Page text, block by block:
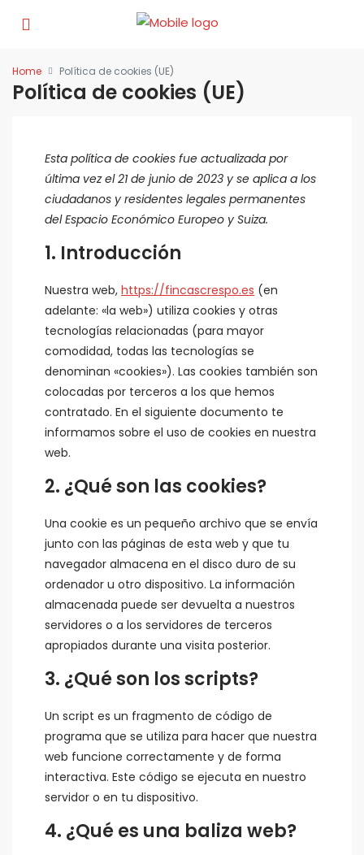
Home Política de cookies (UE)
Política de cookies (UE)
Esta política de cookies fue actualizada por
última vez el 21 de junio de 2023 y se aplica a los
ciudadanos y residentes legales permanentes
del Espacio Económico Europeo y Suiza.
1. Introducción
Nuestra web, https://fincascrespo.es (en
adelante: «la web») utiliza cookies y otras
tecnologías relacionadas (para mayor
comodidad, todas las tecnologías se
denominan «cookies»). Las cookies también son
colocadas por terceros a los que hemos
contratado. En el siguiente documento te
informamos sobre el uso de cookies en nuestra
web.
2. ¿Qué son las cookies?
Una cookie es un pequeño archivo que se envía
junto con las páginas de esta web y que tu
navegador almacena en el disco duro de su
ordenador u otro dispositivo. La información
almacenada puede ser devuelta a nuestros
servidores o a los servidores de terceros
apropiados durante una visita posterior.
3. ¿Qué son los scripts?
Un script es un fragmento de código de
programa que se utiliza para hacer que nuestra
web funcione correctamente y de forma
interactiva. Este código se ejecuta en nuestro
servidor o en tu dispositivo.
4. ¿Qué es una baliza web?